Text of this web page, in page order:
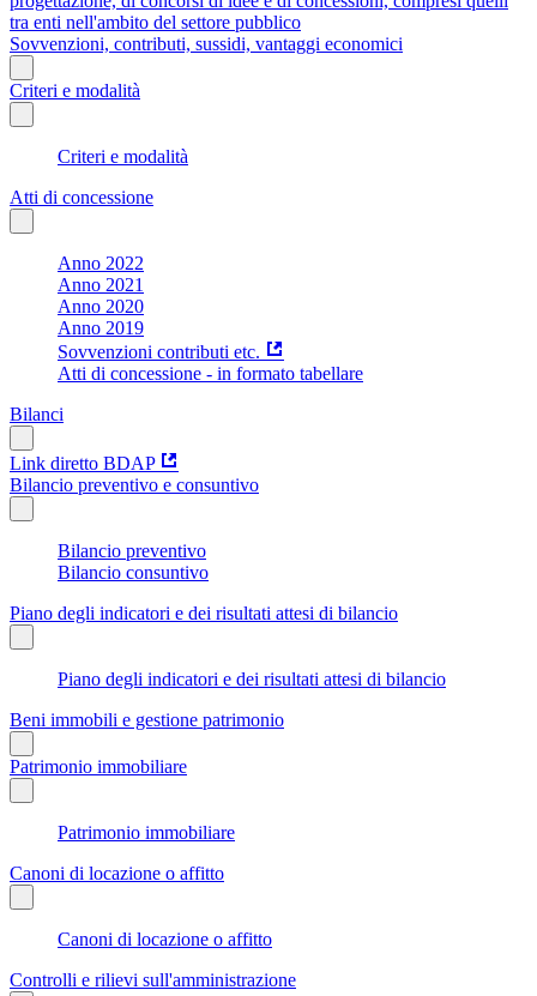
tra enti nell'ambito del settore pubblico
Sovvenzioni, contributi, sussidi, vantaggi economici
Criteri e modalità
Criteri e modalità
Atti di concessione
Anno 2022
Anno 2021
Anno 2020
Anno 2019
Sovvenzioni contributi etc.
Atti di concessione - in formato tabellare
Bilanci
Link diretto BDAP
Bilancio preventivo e consuntivo
Bilancio preventivo
Bilancio consuntivo
Piano degli indicatori e dei risultati attesi di bilancio
Piano degli indicatori e dei risultati attesi di bilancio
Beni immobili e gestione patrimonio
Patrimonio immobiliare
Patrimonio immobiliare
Canoni di locazione o affitto
Canoni di locazione o affitto
Controlli e rilievi sull'amministrazione